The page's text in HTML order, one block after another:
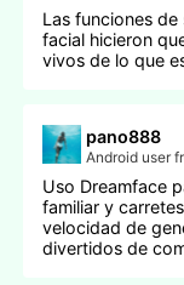
Las funciones
facial hicieron
vivos de lo que
pano888
Android user
Uso Dreamface
familiar y
velocidad de
divertidos de